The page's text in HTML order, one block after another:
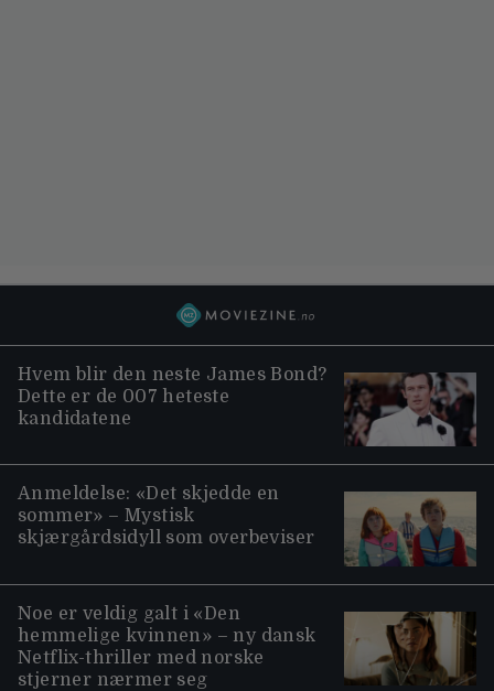
Hvem blir den neste James Bond?
Dette er de 007 heteste
kandidatene
Anmeldelse: «Det skjedde en
sommer» – Mystisk
skjærgårdsidyll som overbeviser
Noe er veldig galt i «Den
hemmelige kvinnen» – ny dansk
Netflix-thriller med norske
stjerner nærmer seg